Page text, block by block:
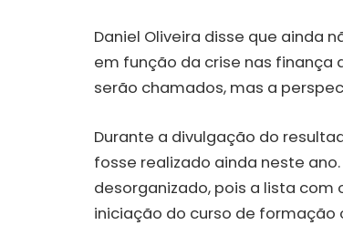
Daniel Oliveira disse que ainda
em função da crise nas finança
serão chamados, mas a
Durante a divulgação do
fosse realizado ainda neste
desorganizado, pois a lista
iniciação do curso de formação